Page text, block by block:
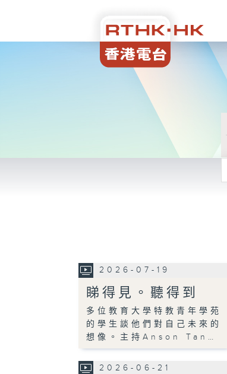
2026-07-19
睇得見。聽得到
多位教育大學特教青年學苑
的學生談他們對自己未來的
想像。主持Anson Tan…
2026-06-21